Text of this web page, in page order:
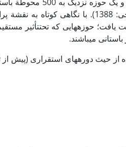
1386؛ مهرآفرین و موسوی حاجی: 1388). با
باستانی می­باشند.
حیث دوره­های استقراری (پیش از